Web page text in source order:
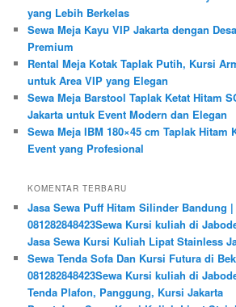
yang Lebih Berkelas
Sewa Meja Kayu VIP Jakarta dengan
Premium
Rental Meja Kotak Taplak Putih, Kursi
untuk Area VIP yang Elegan
Sewa Meja Barstool Taplak Ketat Hitam
Jakarta untuk Event Modern dan Elegan
Sewa Meja IBM 180×45 cm Taplak Hitam
Event yang Profesional
KOMENTAR TERBARU
Jasa Sewa Puff Hitam Silinder Bandung |
081282848423Sewa Kursi kuliah di
Jasa Sewa Kursi Kuliah Lipat Stainless
Sewa Tenda Sofa Dan Kursi Futura di
081282848423Sewa Kursi kuliah di
Tenda Plafon, Panggung, Kursi Jakarta